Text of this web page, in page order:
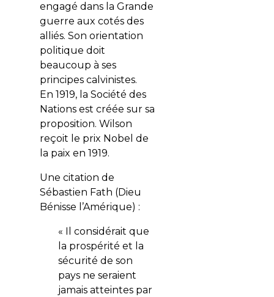
engagé dans la Grande
guerre aux cotés des
alliés. Son orientation
politique doit
beaucoup à ses
principes calvinistes.
En 1919, la Société des
Nations est créée sur sa
proposition. Wilson
reçoit le prix Nobel de
la paix en 1919.
Une citation de
Sébastien Fath (Dieu
Bénisse l’Amérique) :
« Il considérait que
la prospérité et la
sécurité de son
pays ne seraient
jamais atteintes par